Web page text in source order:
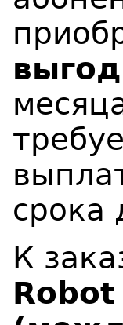
срока
К